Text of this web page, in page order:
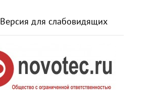
Версия для слабовидящих